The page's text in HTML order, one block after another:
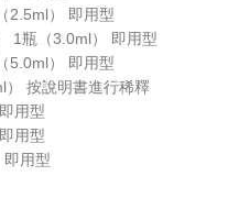
2.5ml） 即用型
1瓶（3.0ml） 即用型
5.0ml） 即用型
按說明書進行稀釋
用型
用型
用型